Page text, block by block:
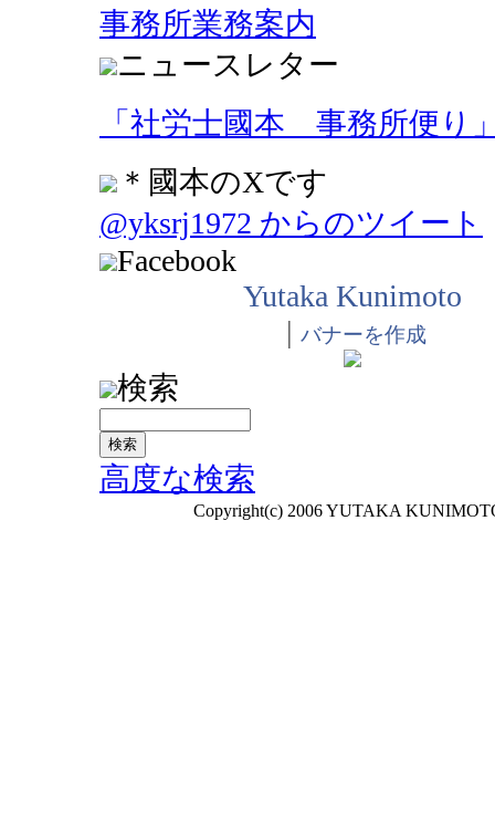
事務所業務案内
ニュースレター
「社労士國本 事務所便り
＊國本のXです
@yksrj1972 からのツイート
Facebook
Yutaka Kunimoto
| バナーを作成
検索
高度な検索
Copyright(c) 2006 YUTAKA